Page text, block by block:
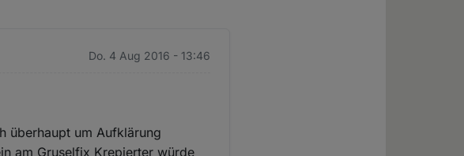
Do. 4 Aug 2016 - 13:46
überhaupt um Aufklärung
am Gruselfix Krepierter würde